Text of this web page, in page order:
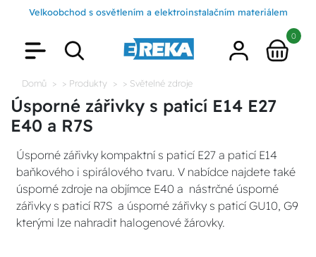
Velkoobchod s osvětlením a elektroinstalačním materiálem
0
Domů > Produkty > Světelné zdroje
Úsporné zářivky s paticí E14 E27
E40 a R7S
Úsporné zářivky kompaktní s paticí E27 a paticí E14
baňkového i spirálového tvaru. V nabídce najdete také
úsporné zdroje na objímce E40 a nástrčné úsporné
zářivky s paticí R7S a úsporné zářivky s paticí GU10, G9
kterými lze nahradit halogenové žárovky.